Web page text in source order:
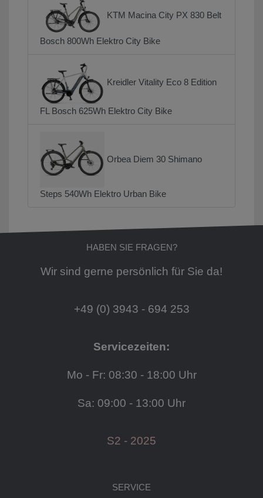
KTM Macina City PX 830 Belt
Bosch 800Wh Elektro City Bike
Kreidler Vitality Eco 8 Edition
FL Bosch 625Wh Elektro City Bike
Orbea Diem 30 Shimano
Steps 540Wh Elektro Urban Bike
HABEN SIE FRAGEN?
Wir sind gerne persönlich für Sie da!
+49 (0) 3943 - 694 253
Servicezeiten:
Mo - Fr: 08:30 - 18:00 Uhr
Sa: 09:00 - 13:00 Uhr
S2 - 2025
SERVICE